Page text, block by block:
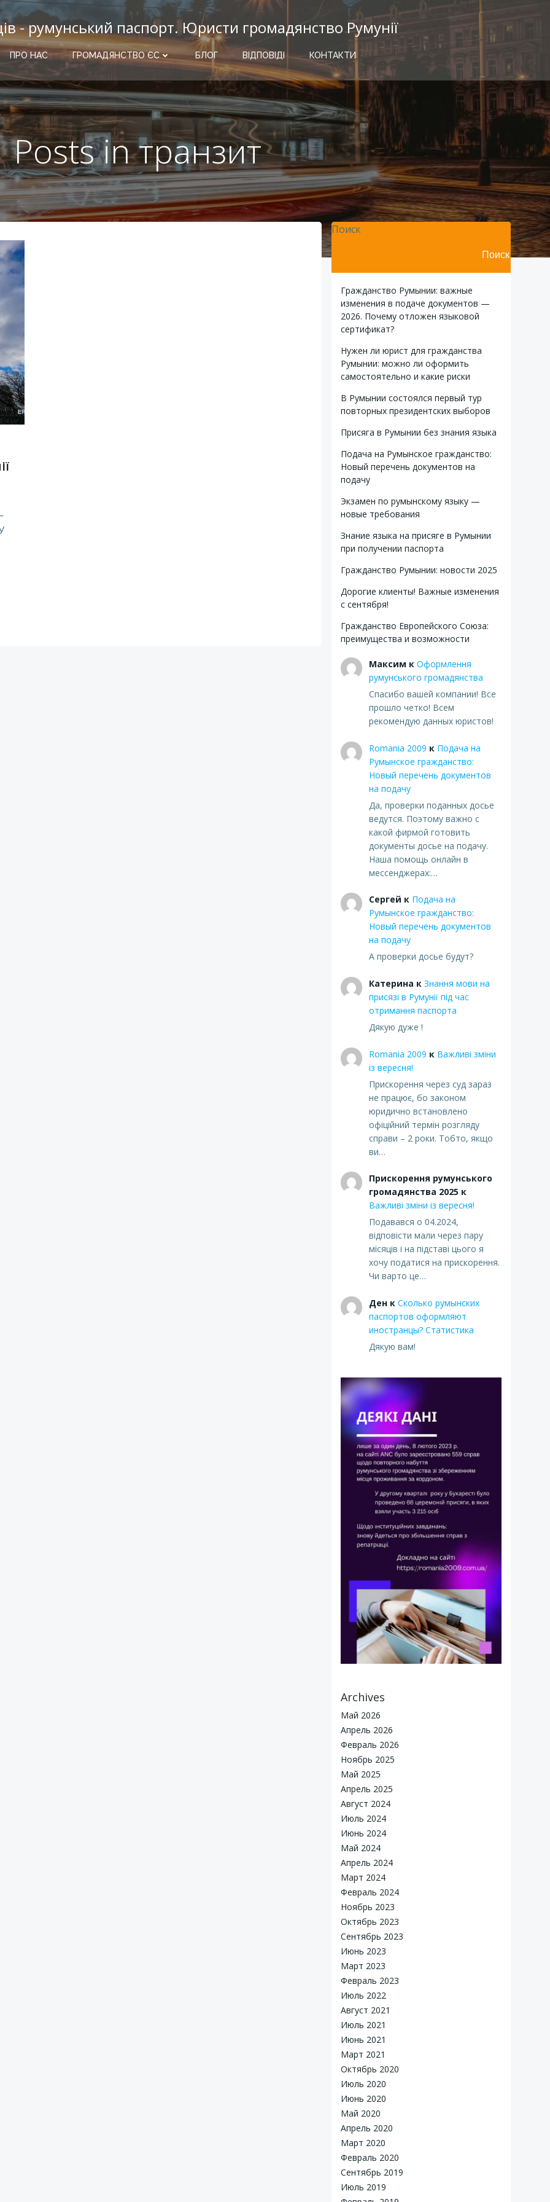
- румунський паспорт. Юристи громадянство Румунії
ПРО НАС ГРОМАДЯНСТВО ЄС БЛОГ ВІДПОВІДІ КОНТАКТИ
Posts in транзит
Поиск
Поиск
Гражданство Румынии: важные
изменения в подаче документов —
2026. Почему отложен языковой
сертификат?
Нужен ли юрист для гражданства
Румынии: можно ли оформить
самостоятельно и какие риски
В Румынии состоялся первый тур
повторных президентских выборов
Присяга в Румынии без знания языка
Подача на Румынское гражданство:
Новый перечень документов на
подачу
Экзамен по румынскому языку —
новые требования
Знание языка на присяге в Румынии
при получении паспорта
Гражданство Румынии: новости 2025
Дорогие клиенты! Важные изменения
с сентября!
Гражданство Европейского Союза:
преимущества и возможности
Максим к Оформлення
румунського громадянства
Спасибо вашей компании! Все
прошло четко! Всем
рекомендую данных юристов!
Romania 2009 к Подача на
Румынское гражданство:
Новый перечень документов
на подачу
Да, проверки поданных досье
ведутся. Поэтому важно с
какой фирмой готовить
документы досье на подачу.
Наша помощь онлайн в
мессенджерах:…
Сергей к Подача на
Румынское гражданство:
Новый перечень документов
на подачу
А проверки досье будут?
Катерина к Знання мови на
присязі в Румунії під час
отримання паспорта
Дякую дуже !
Romania 2009 к Важливі зміни
із вересня!
Прискорення через суд зараз
не працює, бо законом
юридично встановлено
офіційний термін розгляду
справи – 2 роки. Тобто, якщо
ви…
Прискорення румунського
громадянства 2025 к
Важливі зміни із вересня!
Подавався о 04.2024,
відповісти мали через пару
місяців і на підставі цього я
хочу податися на прискорення.
Чи варто це…
Денк Сколько румынских
паспортов оформляют
иностранцы? Статистика
Дякую вам!
Archives
Май 2026
Апрель 2026
Февраль 2026
Ноябрь 2025
Май 2025
Апрель 2025
Август 2024
Июль 2024
Июнь 2024
Май 2024
Апрель 2024
Март 2024
Февраль 2024
Ноябрь 2023
Октябрь 2023
Сентябрь 2023
Июнь 2023
Март 2023
Февраль 2023
Июль 2022
Август 2021
Июль 2021
Июнь 2021
Март 2021
Октябрь 2020
Июль 2020
Июнь 2020
Май 2020
Апрель 2020
Март 2020
Февраль 2020
Сентябрь 2019
Июль 2019
- румунський паспорт. Юристи громадянство Румунії. Created for free using WordPress and